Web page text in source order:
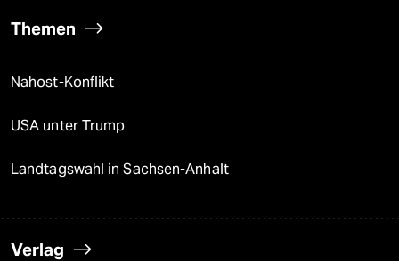
Themen
Nahost-Konflikt
USA unter Trump
Landtagswahl in Sachsen-Anhalt
Verlag